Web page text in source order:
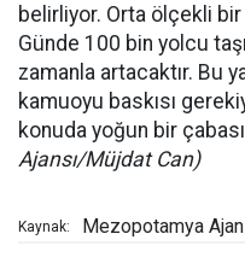
belirliyor. Orta ölçekli
Günde 100 bin yolcu
zamanla artacaktır. Bu
kamuoyu baskısı
konuda yoğun bir
Ajansı/Müjdat Can)
Kaynak: Mezopotamya